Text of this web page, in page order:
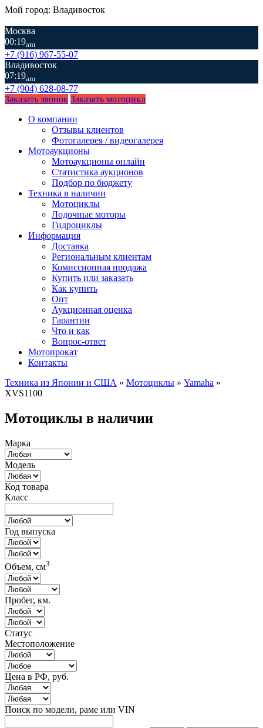
Мой город: Владивосток
Москва
00:19am
+7 (916) 967-55-07
Владивосток
07:19am
+7 (904) 628-08-77
Заказать звонок Заказать мотоцикл
О компании
Отзывы клиентов
Фотогалерея / видеогалерея
Мотоаукционы
Мотоаукционы онлайн
Статистика аукционов
Подбор по бюджету
Техника в наличии
Мотоциклы
Лодочные моторы
Гидроциклы
Информация
Доставка
Региональным клиентам
Комиссионная продажа
Купить или заказать
Как купить
Опт
Аукционная оценка
Гарантии
Что и как
Вопрос-ответ
Мотопрокат
Контакты
Техника из Японии и США » Мотоциклы » Yamaha »
XVS1100
Мотоциклы в наличии
Марка
Модель
Код товара
Класс
Год выпуска
Объем, см3
Пробег, км.
Статус
Местоположение
Цена в РФ, руб.
Поиск по модели, раме или VIN